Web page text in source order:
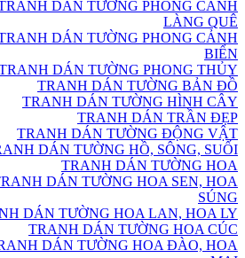
DÁN TƯỜNG PHONG CẢNH
LÀNG QUÊ
DÁN TƯỜNG PHONG CẢNH
BIỂN
DÁN TƯỜNG PHONG THỦY
TRANH DÁN TƯỜNG BẢN ĐỒ
TRANH DÁN TƯỜNG HÌNH CÂY
TRANH DÁN TRẦN ĐẸP
TRANH DÁN TƯỜNG ĐỘNG VẬT
DÁN TƯỜNG HỒ, SÔNG, SUỐI
TRANH DÁN TƯỜNG HOA
DÁN TƯỜNG HOA SEN, HOA
SÚNG
DÁN TƯỜNG HOA LAN, HOA LY
TRANH DÁN TƯỜNG HOA CÚC
DÁN TƯỜNG HOA ĐÀO, HOA